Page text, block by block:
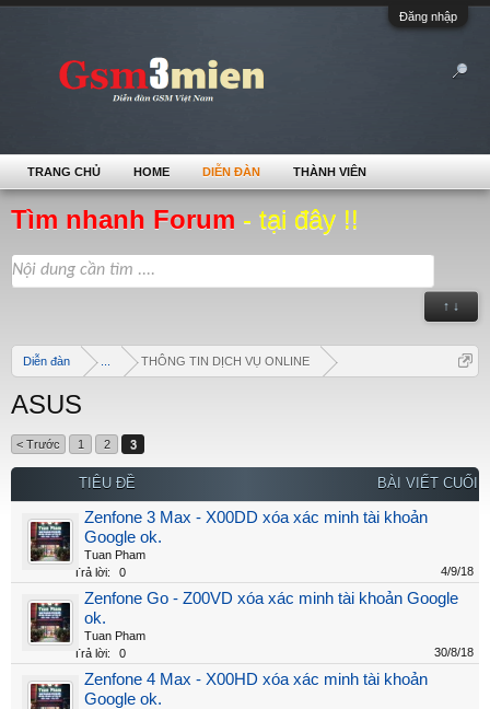
Đăng nhập
Tìm nhanh Forum - tại đây !!
↑ ↓
Diễn đàn THÔNG TIN DỊCH VỤ ONLINE
ASUS
< Trước 1 2 3
TIÊU ĐỀ BÀI VIẾT CUỐI
Zenfone 3 Max - X00DD xóa xác minh tài khoản
Google ok.
Tuan Pham
Trả lời:
0 4/9/18
Zenfone Go - Z00VD xóa xác minh tài khoản Google
ok.
Tuan Pham
Trả lời:
0 30/8/18
Zenfone 4 Max - X00HD xóa xác minh tài khoản
Google ok.
TRANG CHỦ HOME DIỄN ĐÀN THÀNH VIÊN